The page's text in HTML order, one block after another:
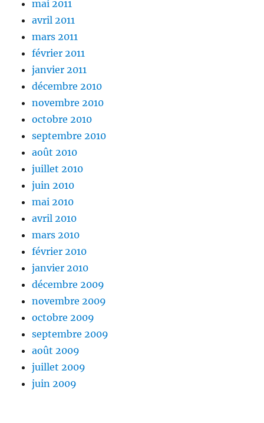
mai 2011
avril 2011
mars 2011
février 2011
janvier 2011
décembre 2010
novembre 2010
octobre 2010
septembre 2010
août 2010
juillet 2010
juin 2010
mai 2010
avril 2010
mars 2010
février 2010
janvier 2010
décembre 2009
novembre 2009
octobre 2009
septembre 2009
août 2009
juillet 2009
juin 2009